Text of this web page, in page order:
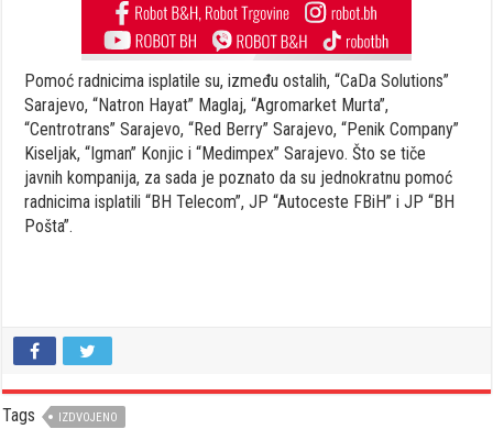
Pomoć radnicima isplatile su, između ostalih, “CaDa Solutions”
Sarajevo, “Natron Hayat” Maglaj, “Agromarket Murta”,
“Centrotrans” Sarajevo, “Red Berry” Sarajevo, “Penik Company”
Kiseljak, “Igman” Konjic i “Medimpex” Sarajevo. Što se tiče
javnih kompanija, za sada je poznato da su jednokratnu pomoć
radnicima isplatili “BH Telecom”, JP “Autoceste FBiH” i JP “BH
Pošta”.
Tags IZDVOJENO